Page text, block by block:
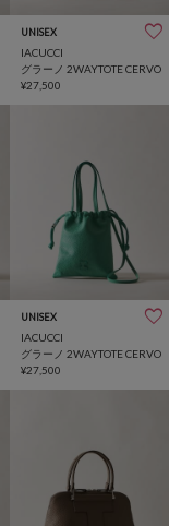
UNISEX
IACUCCI
グラーノ 2WAYTOTE CERVO
¥27,500
UNISEX
IACUCCI
グラーノ 2WAYTOTE CERVO
¥27,500